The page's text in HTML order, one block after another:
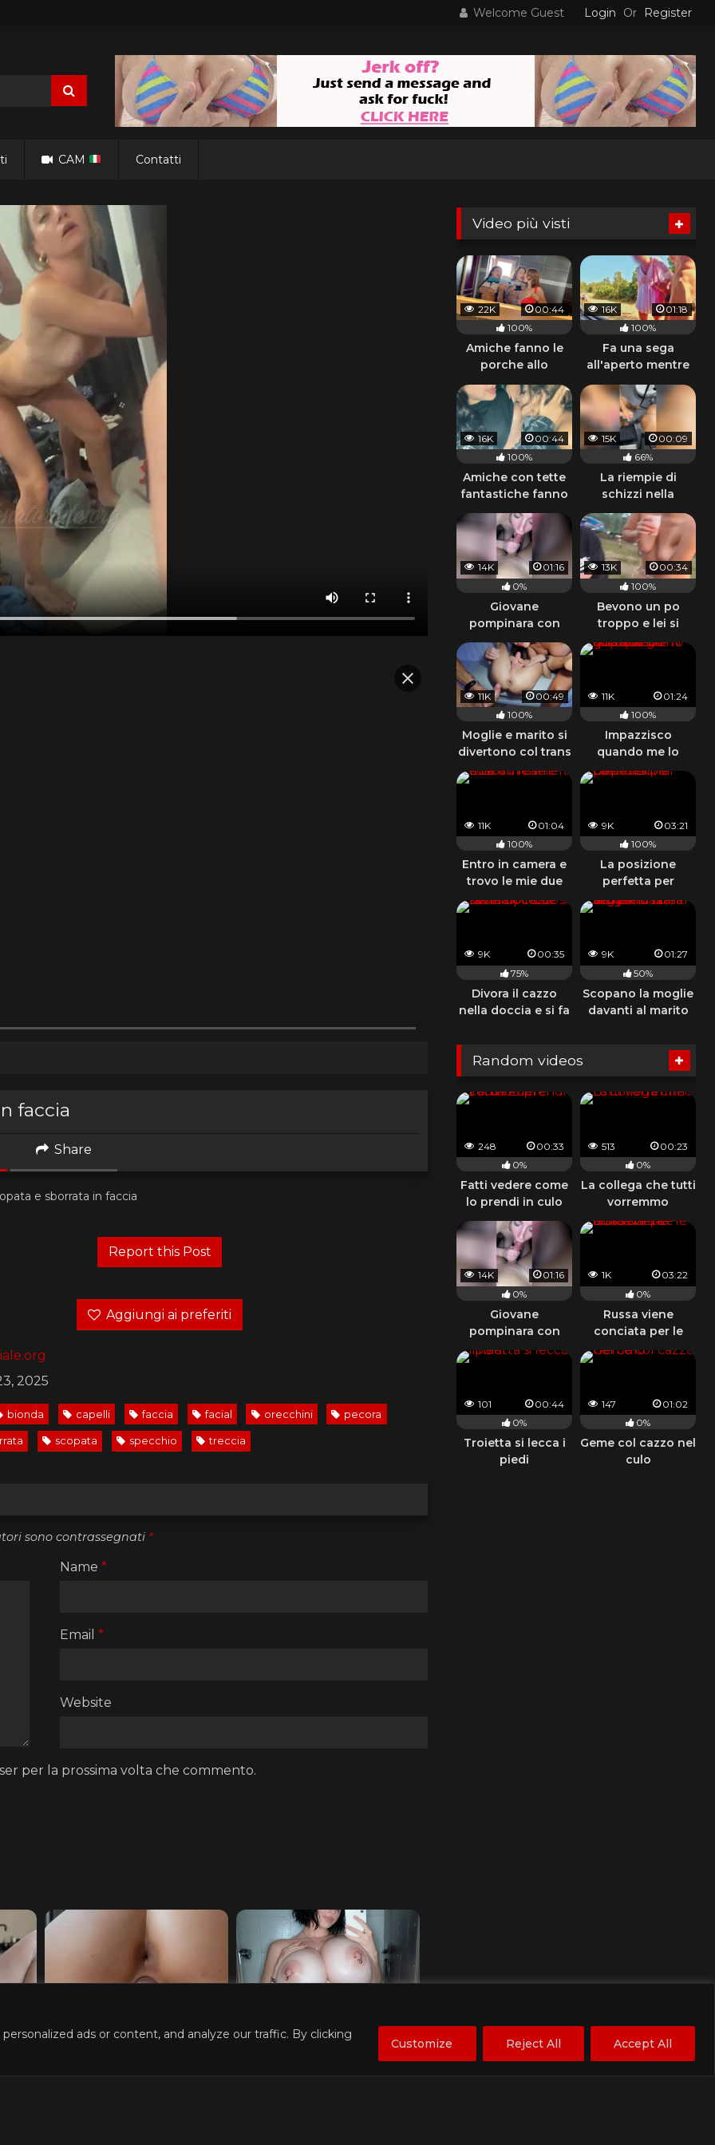
ads or content, and analyze our traffic. By clicking
Customize Reject All Accept All
Welcome Guest Login Or
Register
CAM Contatti
faccia
Share
e sborrata in faccia
Aggiungi ai preferiti
2025
bionda capelli faccia facial orecchini pecora
scopata specchio treccia
sono contrassegnati *
Name*
Email*
Website
per la prossima volta che commento.
AI Slut Generator - Bring
Turn Your Fantasies into
Reality on GirlfriendGPT
Video più visti
22K
00:44
100%
Amiche fanno le
porche allo
specchio del
bagno
16K
01:18
100%
Fa una sega
all'aperto mentre
le amiche la
guardano
16K
00:44
100%
Amiche con tette
fantastiche fanno
le porche lesbiche
e fumano
15K
00:09
66%
La riempie di
schizzi nella
doccia
14K
01:16
0%
Giovane
pompinara con
tette da urlo
13K
00:34
100%
Bevono un po
troppo e lei si
denuda davanti
11K
00:49
100%
Moglie e marito si
divertono col trans
11K
01:24
100%
Impazzisco
quando me lo
succhia
guardandomi con
11K
01:04
100%
Entro in camera e
trovo le mie due
amiche così
9K
03:21
100%
La posizione
perfetta per
prenderlo in culo
9K
00:35
75%
Divora il cazzo
nella doccia e si fa
9K
01:27
50%
Scopano la moglie
davanti al marito
Random videos
248
00:33
0%
Fatti vedere come
lo prendi in culo
513
00:23
0%
La collega che tutti
vorremmo
14K
01:16
0%
Giovane
pompinara con
tette da urlo
1K
03:22
0%
Russa viene
conciata per le
feste da due amici
101
00:44
0%
Troietta si lecca i
piedi
147
01:02
0%
Geme col cazzo nel
culo